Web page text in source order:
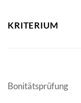
KRITERIUM
Bonitätsprüfung